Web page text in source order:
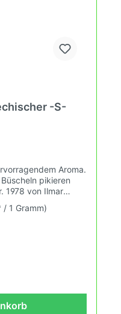
-S-
Aroma.
pikieren
1978 von Ilmar
/ 1 Gramm)